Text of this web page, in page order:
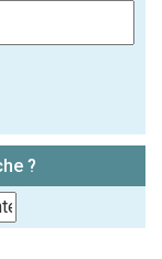
?